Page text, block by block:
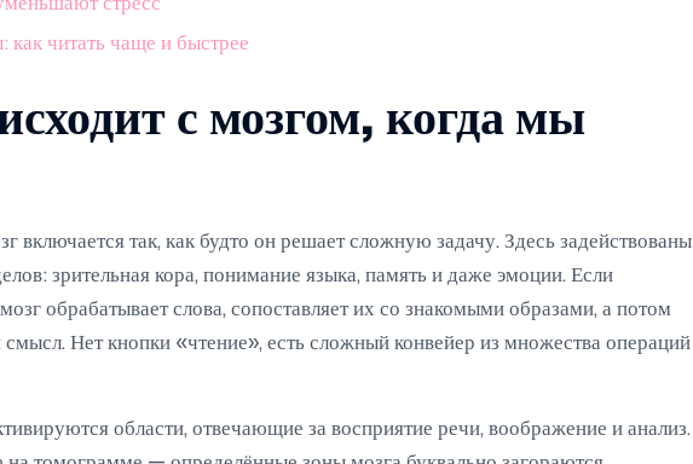
стресс
как читать чаще и быстрее
с мозгом, когда мы
включается так, как будто он решает сложную задачу. Здесь задействованы
зрительная кора, понимание языка, память и даже эмоции. Если
обрабатывает слова, сопоставляет их со знакомыми образами, а потом
смысл. Нет кнопки «чтение», есть сложный конвейер из множества операций
области, отвечающие за восприятие речи, воображение и анализ.